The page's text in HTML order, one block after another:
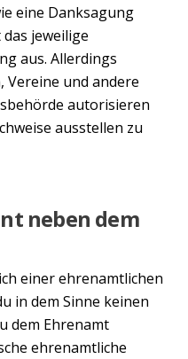
eine Danksagung
jeweilige
aus. Allerdings
Vereine und andere
autorisieren
ausstellen zu
neben dem
einer ehrenamtlichen
in dem Sinne keinen
dem Ehrenamt
ehrenamtliche